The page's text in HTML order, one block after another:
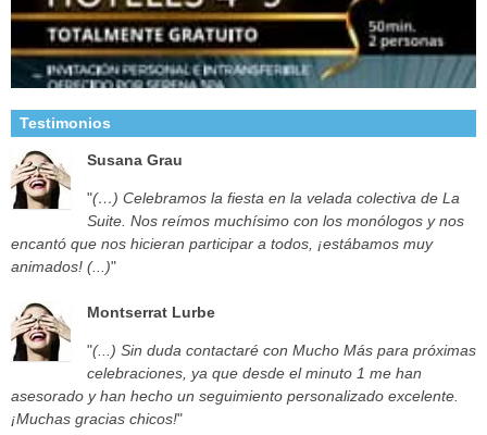
Testimonios
Susana Grau
"(…) Celebramos la fiesta en la velada colectiva de La
Suite. Nos reímos muchísimo con los monólogos y nos
encantó que nos hicieran participar a todos, ¡estábamos muy
animados! (...)"
Montserrat Lurbe
"(...) Sin duda contactaré con Mucho Más para próximas
celebraciones, ya que desde el minuto 1 me han
asesorado y han hecho un seguimiento personalizado excelente.
¡Muchas gracias chicos!"